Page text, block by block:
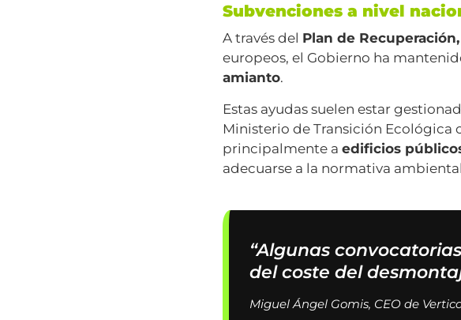
Subvenciones a nivel
A través del Plan de
europeos, el Gobierno ha
amianto.
Estas ayudas suelen estar
Ministerio de Transición Ecológica
principalmente a edificios
adecuarse a la normativa
“Algunas
del coste del
Miguel Ángel Gomis, CEO de